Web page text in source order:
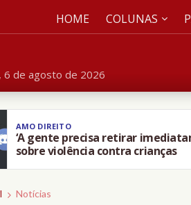
6 de agosto de 2026
HOME COLUNAS
AMO DIREITO
‘A gente precisa retirar
sobre violência contra crianças
Notícias